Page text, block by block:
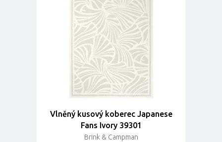
Vlněný kusový koberec Japanese
Fans Ivory 39301
Brink & Campman